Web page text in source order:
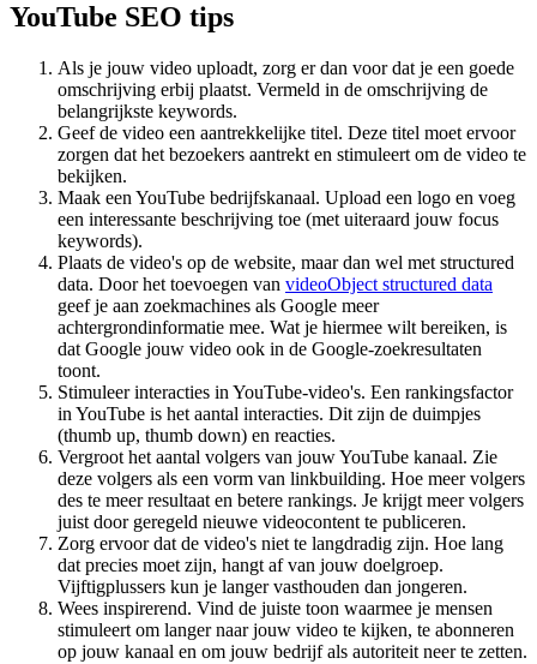
YouTube SEO tips
Als je jouw video uploadt, zorg er dan voor dat je een goede
omschrijving erbij plaatst. Vermeld in de omschrijving de
belangrijkste keywords.
Geef de video een aantrekkelijke titel. Deze titel moet ervoor
zorgen dat het bezoekers aantrekt en stimuleert om de video te
bekijken.
Maak een YouTube bedrijfskanaal. Upload een logo en voeg
een interessante beschrijving toe (met uiteraard jouw focus
keywords).
Plaats de video's op de website, maar dan wel met structured
data. Door het toevoegen van videoObject structured data
geef je aan zoekmachines als Google meer
achtergrondinformatie mee. Wat je hiermee wilt bereiken, is
dat Google jouw video ook in de Google-zoekresultaten
toont.
Stimuleer interacties in YouTube-video's. Een rankingsfactor
in YouTube is het aantal interacties. Dit zijn de duimpjes
(thumb up, thumb down) en reacties.
Vergroot het aantal volgers van jouw YouTube kanaal. Zie
deze volgers als een vorm van linkbuilding. Hoe meer volgers
des te meer resultaat en betere rankings. Je krijgt meer volgers
juist door geregeld nieuwe videocontent te publiceren.
Zorg ervoor dat de video's niet te langdradig zijn. Hoe lang
dat precies moet zijn, hangt af van jouw doelgroep.
Vijftigplussers kun je langer vasthouden dan jongeren.
Wees inspirerend. Vind de juiste toon waarmee je mensen
stimuleert om langer naar jouw video te kijken, te abonneren
op jouw kanaal en om jouw bedrijf als autoriteit neer te zetten.